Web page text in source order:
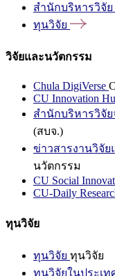
สำนักบริหารวิจัย
ทุนวิจัย
วิจัยและนวัตกรรม
Chula DigiVerse
CU Innovation
สำนักบริหารวิจั
(สบจ.)
ข่าวสารงานวิจั
นวัตกรรม
CU Social
CU-Daily
ทุนวิจัย
ทุนวิจัย ทุนวิจัย
ทุนวิจัยในประเท